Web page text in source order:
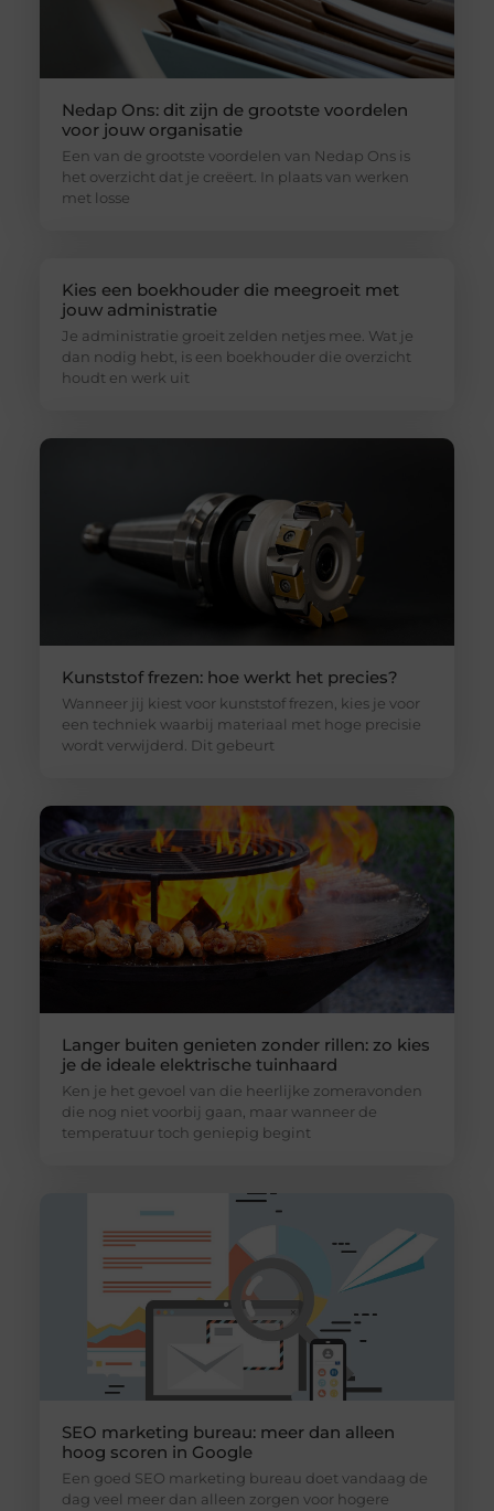
Nedap Ons: dit zijn de grootste voordelen
voor jouw organisatie
Een van de grootste voordelen van Nedap Ons is
het overzicht dat je creëert. In plaats van werken
met losse
Kies een boekhouder die meegroeit met
jouw administratie
Je administratie groeit zelden netjes mee. Wat je
dan nodig hebt, is een boekhouder die overzicht
houdt en werk uit
Kunststof frezen: hoe werkt het precies?
Wanneer jij kiest voor kunststof frezen, kies je voor
een techniek waarbij materiaal met hoge precisie
wordt verwijderd. Dit gebeurt
Langer buiten genieten zonder rillen: zo kies
je de ideale elektrische tuinhaard
Ken je het gevoel van die heerlijke zomeravonden
die nog niet voorbij gaan, maar wanneer de
temperatuur toch geniepig begint
SEO marketing bureau: meer dan alleen
hoog scoren in Google
Een goed SEO marketing bureau doet vandaag de
dag veel meer dan alleen zorgen voor hogere